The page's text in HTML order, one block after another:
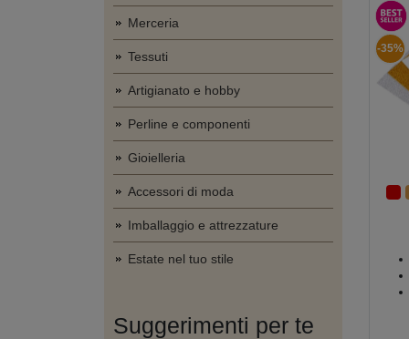
Merceria
Tessuti
Artigianato e hobby
Perline e componenti
Gioielleria
Accessori di moda
Imballaggio e attrezzature
Estate nel tuo stile
Suggerimenti per te
-35%